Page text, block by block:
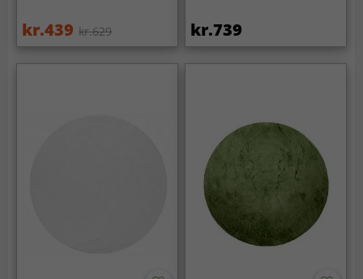
kr.439 kr.629 kr.739